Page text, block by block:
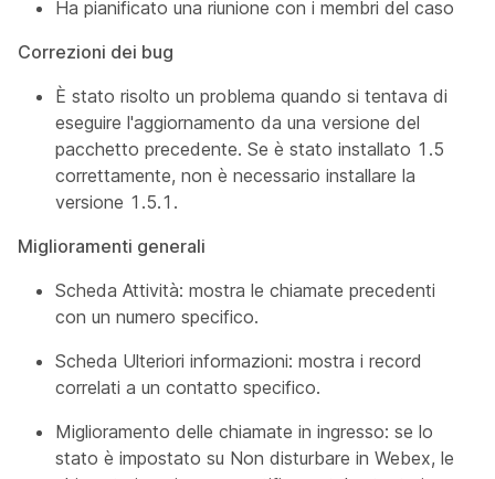
Ha pianificato una riunione con i membri del caso
Correzioni dei bug
È stato risolto un problema quando si tentava di
eseguire l'aggiornamento da una versione del
pacchetto precedente. Se è stato installato 1.5
correttamente, non è necessario installare la
versione 1.5.1.
Miglioramenti generali
Scheda Attività: mostra le chiamate precedenti
con un numero specifico.
Scheda Ulteriori informazioni: mostra i record
correlati a un contatto specifico.
Miglioramento delle chiamate in ingresso: se lo
stato è impostato su Non disturbare in Webex, le